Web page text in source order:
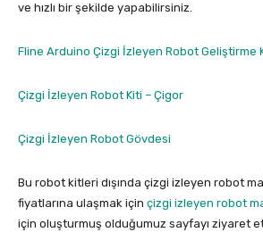
ve hızlı bir şekilde yapabilirsiniz.
Fline Arduino Çizgi İzleyen Robot Geliştirme
Çizgi İzleyen Robot Kiti – Çigor
Çizgi İzleyen Robot Gövdesi
Bu robot kitleri dışında çizgi izleyen robot
fiyatlarına ulaşmak için çizgi izleyen robot
için oluşturmuş olduğumuz sayfayı ziyaret